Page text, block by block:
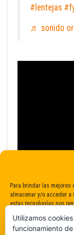
Para brindar las
almacenar y/o acceder
estas tecnologías nos
consentimiento puede
funciones.
#lentejas
♬ sonido
Utilizamos
funcionamiento